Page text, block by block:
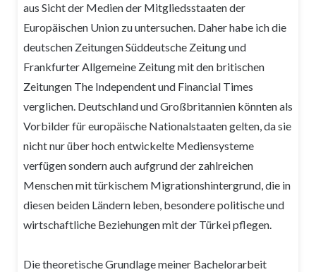
aus Sicht der Medien der Mitgliedsstaaten der
Europäischen Union zu untersuchen. Daher habe ich die
deutschen Zeitungen Süddeutsche Zeitung und
Frankfurter Allgemeine Zeitung mit den britischen
Zeitungen The Independent und Financial Times
verglichen. Deutschland und Großbritannien könnten als
Vorbilder für europäische Nationalstaaten gelten, da sie
nicht nur über hoch entwickelte Mediensysteme
verfügen sondern auch aufgrund der zahlreichen
Menschen mit türkischem Migrationshintergrund, die in
diesen beiden Ländern leben, besondere politische und
wirtschaftliche Beziehungen mit der Türkei pflegen.
Die theoretische Grundlage meiner Bachelorarbeit